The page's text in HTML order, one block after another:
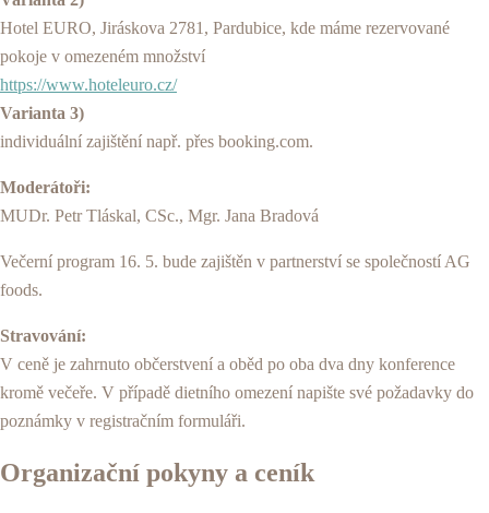
Hotel EURO, Jiráskova 2781, Pardubice, kde máme rezervované
pokoje v omezeném množství
https://www.hoteleuro.cz/
Varianta 3)
individuální zajištění např. přes booking.com.
Moderátoři:
MUDr. Petr Tláskal, CSc., Mgr. Jana Bradová
Večerní program 16. 5. bude zajištěn v partnerství se společností AG
foods.
Stravování:
V ceně je zahrnuto občerstvení a oběd po oba dva dny konference
kromě večeře. V případě dietního omezení napište své požadavky do
poznámky v registračním formuláři.
Organizační pokyny a ceník